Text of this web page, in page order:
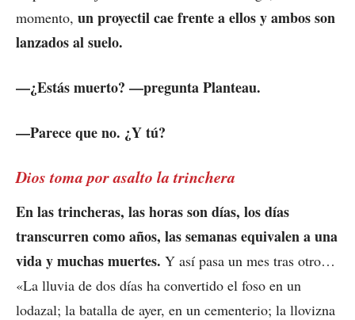
momento, un proyectil cae frente a ellos y ambos son
lanzados al suelo.
—¿Estás muerto? —pregunta Planteau.
—Parece que no. ¿Y tú?
Dios toma por asalto la trinchera
En las trincheras, las horas son días, los días
transcurren como años, las semanas equivalen a una
vida y muchas muertes. Y así pasa un mes tras otro…
«La lluvia de dos días ha convertido el foso en un
lodazal; la batalla de ayer, en un cementerio; la llovizna